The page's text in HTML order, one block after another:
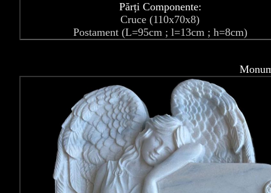
Părți Componente:
Cruce (110x70x8)
Postament (L=95cm ; l=13cm ; h=8cm)